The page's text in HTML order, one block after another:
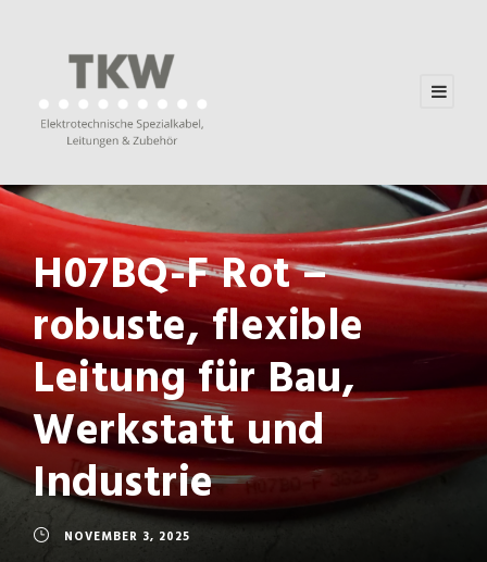
H07BQ-F Rot –
robuste, flexible
Leitung für Bau,
Werkstatt und
Industrie
NOVEMBER 3, 2025